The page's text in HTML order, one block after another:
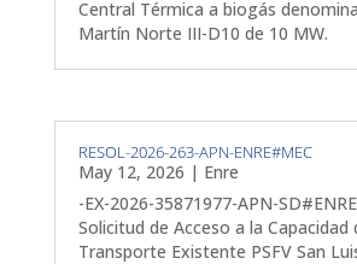
Central Térmica a biogás
Martín Norte III-D10 de 10 MW.
RESOL-2026-263-APN-ENRE#MEC
May 12, 2026 | Enre
-EX-2026-35871977-APN-
Solicitud de Acceso a la Capacidad
Transporte Existente PSFV San